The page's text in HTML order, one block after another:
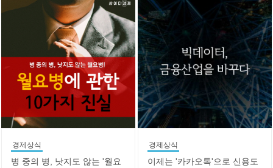
경제상식
병 중의 병, 낫지도 않는 '월요
경제상식
이제는 '카카오톡'으로 신용도